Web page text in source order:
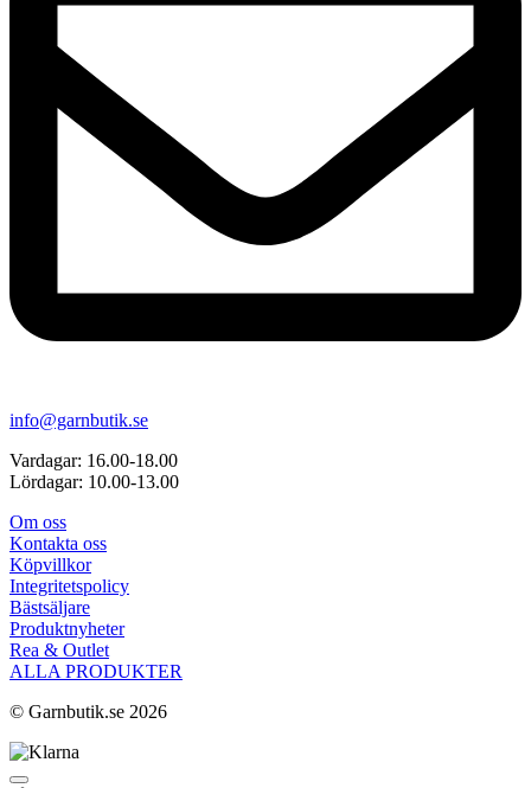
info@garnbutik.se
Vardagar: 16.00-18.00
Lördagar: 10.00-13.00
Om oss
Kontakta oss
Köpvillkor
Integritetspolicy
Bästsäljare
Produktnyheter
Rea & Outlet
ALLA PRODUKTER
© Garnbutik.se 2026